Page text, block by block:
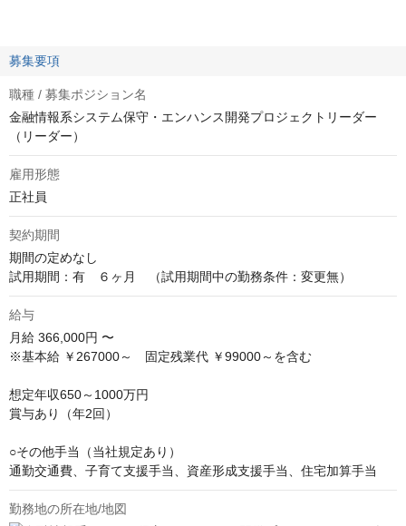
募集要項
職種 / 募集ポジション名
金融情報系システム保守・エンハンス開発プロジェクトリーダー
（リーダー）
雇用形態
正社員
契約期間
期間の定めなし
試用期間：有　６ヶ月　（試用期間中の勤務条件：変更無）
給与
月給 366,000円 〜
※基本給 ￥267000～　固定残業代 ￥99000～を含む
想定年収650～1000万円
賞与あり（年2回）
○その他手当（当社規定あり）
通勤交通費、子育て支援手当、資産形成支援手当、住宅加算手当
勤務地の所在地/地図